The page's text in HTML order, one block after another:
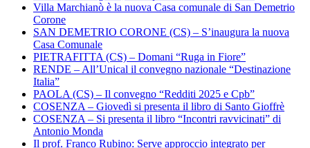
Villa Marchianò è la nuova Casa comunale di San Demetrio
Corone
SAN DEMETRIO CORONE (CS) – S’inaugura la nuova
Casa Comunale
PIETRAFITTA (CS) – Domani “Ruga in Fiore”
RENDE – All’Unical il convegno nazionale “Destinazione
Italia”
PAOLA (CS) – Il convegno “Redditi 2025 e Cpb”
COSENZA – Giovedì si presenta il libro di Santo Gioffrè
COSENZA – Si presenta il libro “Incontri ravvicinati” di
Antonio Monda
Il prof. Franco Rubino: Serve approccio integrato per